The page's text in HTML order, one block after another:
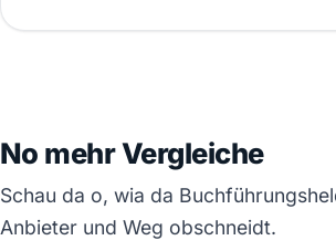
No mehr Vergleiche
Schau da o, wia da
Anbieter und Weg obschneidt.